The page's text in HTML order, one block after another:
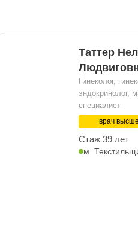
Таттер
Гинеколог,
эндокринолог,
специалист
врач
Стаж 39 лет
м.